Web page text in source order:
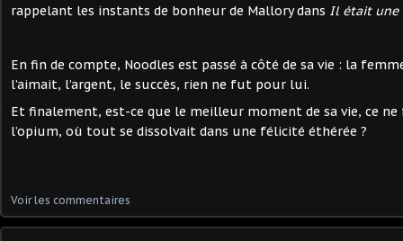
rappelant les instants de bonheur de Mallory dans Il était une
En fin de compte, Noodles est passé à côté de sa vie : la
l’aimait, l’argent, le succès, rien ne fut pour lui.
Et finalement, est-ce que le meilleur moment de sa vie, ce
l’opium, où tout se dissolvait dans une félicité éthérée ?
Voir les commentaires